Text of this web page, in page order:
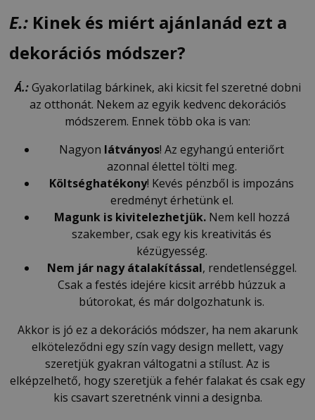
E.: Kinek és miért ajánlanád ezt a
dekorációs módszer?
Á.:Gyakorlatilag bárkinek, aki kicsit fel szeretné dobni
az otthonát. Nekem az egyik kedvenc dekorációs
módszerem. Ennek több oka is van:
Nagyon látványos! Az egyhangú enteriőrt
azonnal élettel tölti meg.
Költséghatékony! Kevés pénzből is impozáns
eredményt érhetünk el.
Magunk is kivitelezhetjük.Nem kell hozzá
szakember, csak egy kis kreativitás és
kézügyesség.
Nem jár nagy átalakítással, rendetlenséggel.
Csak a festés idejére kicsit arrébb húzzuk a
bútorokat, és már dolgozhatunk is.
Akkor is jó ez a dekorációs módszer, ha nem akarunk
elköteleződni egy szín vagy design mellett, vagy
szeretjük gyakran váltogatni a stílust. Az is
elképzelhető, hogy szeretjük a fehér falakat és csak egy
kis csavart szeretnénk vinni a designba.